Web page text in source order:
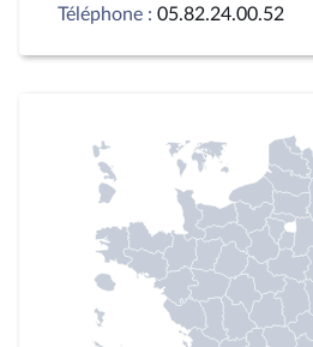
Téléphone : 05.82.24.00.52